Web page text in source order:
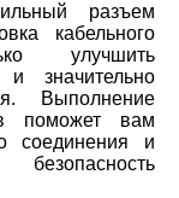
разъем
кабельного
улучшить
и значительно
Выполнение
поможет вам
соединения и